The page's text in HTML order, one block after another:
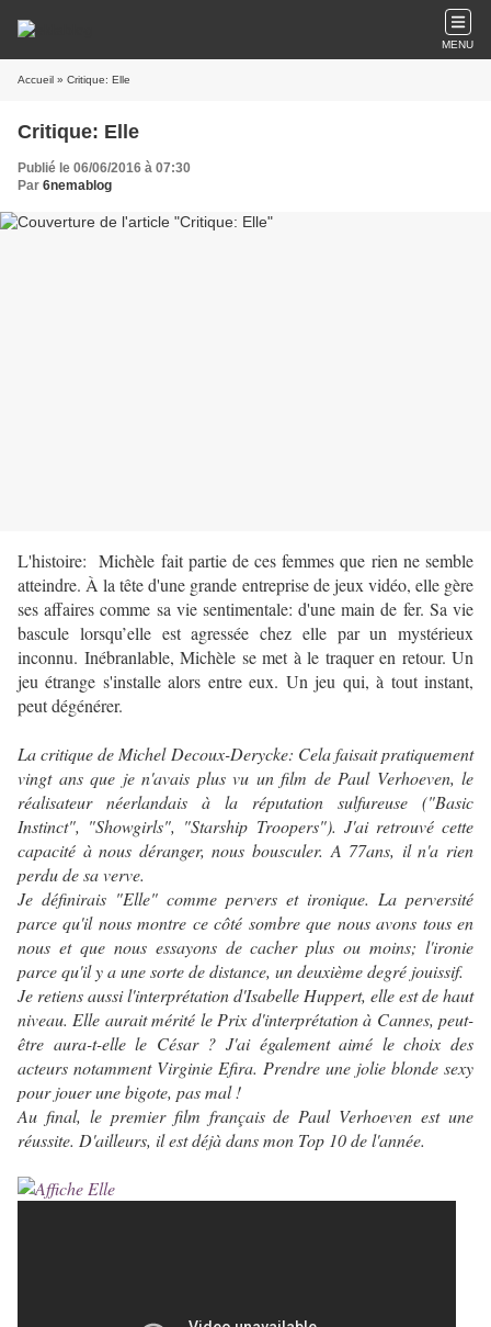
MENU
Accueil » Critique: Elle
Critique: Elle
Publié le 06/06/2016 à 07:30
Par 6nemablog
L'histoire: Michèle fait partie de ces femmes que rien ne semble
atteindre. À la tête d'une grande entreprise de jeux vidéo, elle gère
ses affaires comme sa vie sentimentale: d'une main de fer. Sa vie
bascule lorsqu’elle est agressée chez elle par un mystérieux
inconnu. Inébranlable, Michèle se met à le traquer en retour. Un
jeu étrange s'installe alors entre eux. Un jeu qui, à tout instant,
peut dégénérer.
La critique de Michel Decoux-Derycke: Cela faisait pratiquement
vingt ans que je n'avais plus vu un film de Paul Verhoeven, le
réalisateur néerlandais à la réputation sulfureuse ("Basic
Instinct", "Showgirls", "Starship Troopers"). J'ai retrouvé cette
capacité à nous déranger, nous bousculer. A 77ans, il n'a rien
perdu de sa verve.
Je définirais "Elle" comme pervers et ironique. La perversité
parce qu'il nous montre ce côté sombre que nous avons tous en
nous et que nous essayons de cacher plus ou moins; l'ironie
parce qu'il y a une sorte de distance, un deuxième degré jouissif.
Je retiens aussi l'interprétation d'Isabelle Huppert, elle est de haut
niveau. Elle aurait mérité le Prix d'interprétation à Cannes, peut-
être aura-t-elle le César ? J'ai également aimé le choix des
acteurs notamment Virginie Efira. Prendre une jolie blonde sexy
pour jouer une bigote, pas mal !
Au final, le premier film français de Paul Verhoeven est une
réussite. D'ailleurs, il est déjà dans mon Top 10 de l'année.